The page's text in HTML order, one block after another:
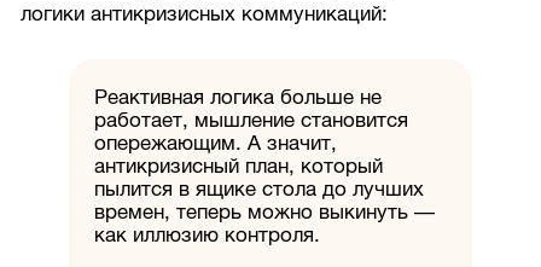
логики антикризисных коммуникаций:
Реактивная логика больше не
работает, мышление становится
опережающим. А значит,
антикризисный план, который
пылится в ящике стола до лучших
времен, теперь можно выкинуть —
как иллюзию контроля.